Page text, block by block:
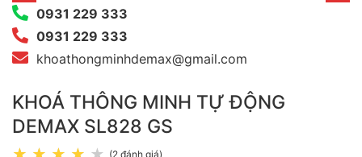
0931 229 333
0931 229 333
khoathongminhdemax@gmail.com
KHOÁ THÔNG MINH TỰ ĐỘNG
DEMAX SL828 GS
(2 đánh giá)